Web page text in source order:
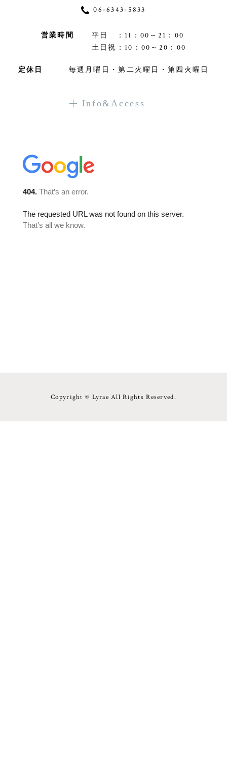
06-6343-5833
営業時間
平日 ：11：00～21：00
土日祝：10：00～20：00
定休日 毎週月曜日・第二火曜日・第四火曜日
Info&Access
Copyright © Lyrae All Rights Reserved.